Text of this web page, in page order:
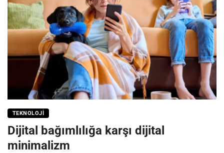
TEKNOLOJI
Dijital bağımlılığa karşı dijital
minimalizm